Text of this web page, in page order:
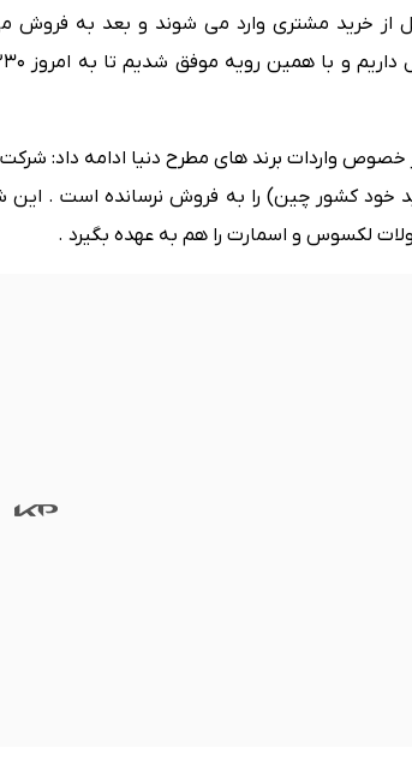
خصوص واردات برند های مطرح دنیا ادامه داد:
خود کشور چین) را به فروش نرسانده است . این
لکسوس و اسمارت را هم به عهده بگیرد .